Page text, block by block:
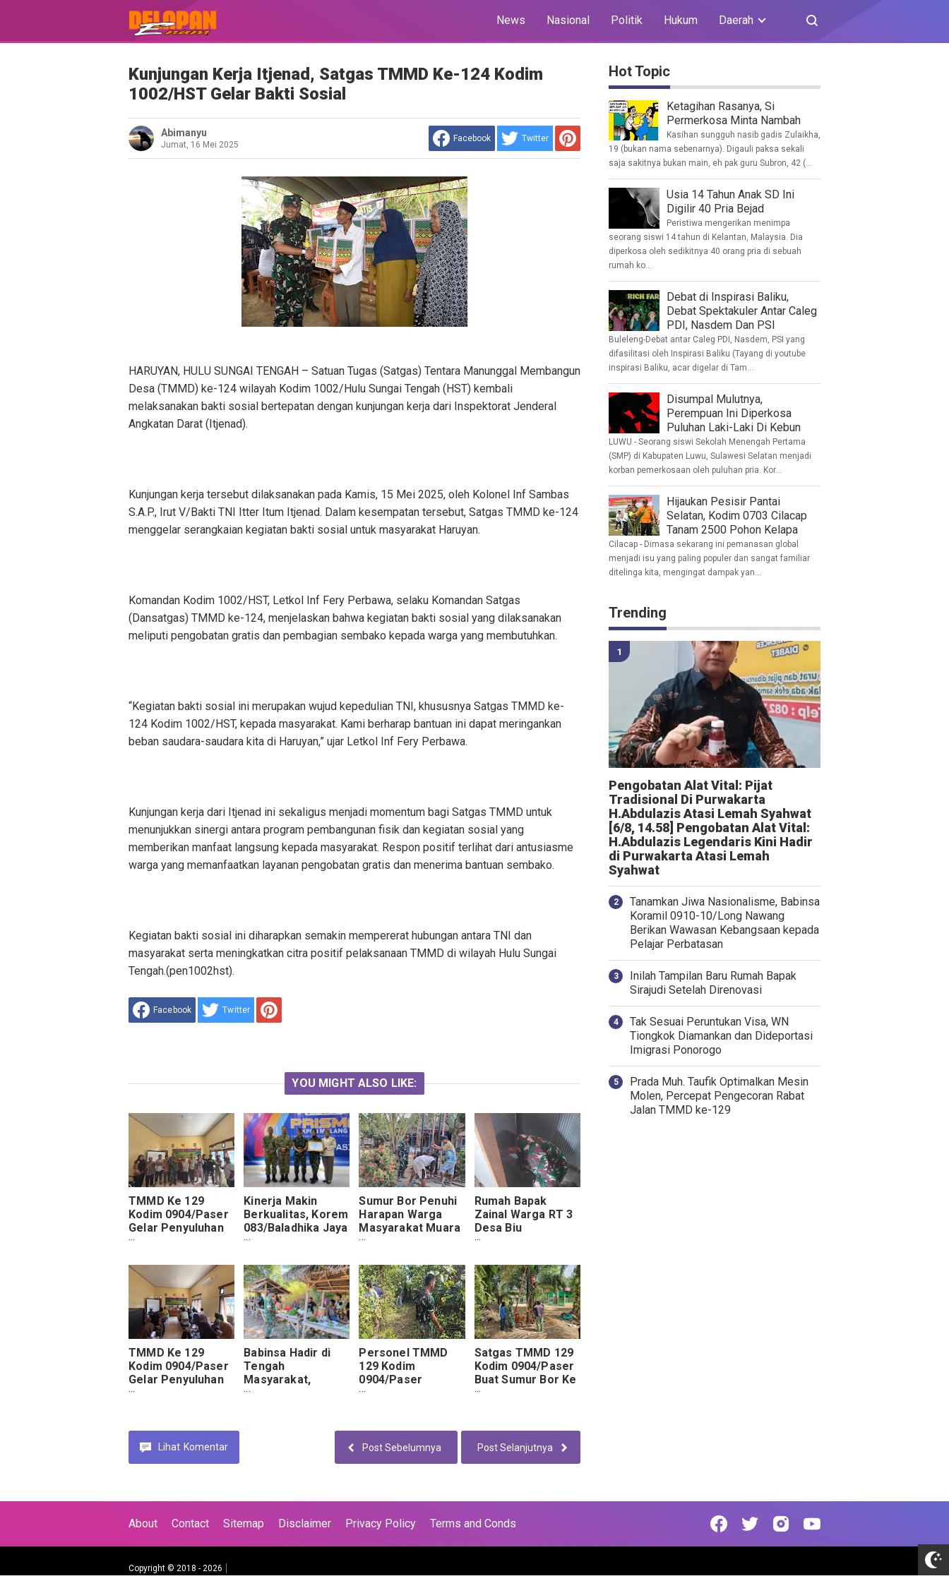
News Nasional Politik Hukum Daerah
Kunjungan Kerja Itjenad, Satgas TMMD Ke-124 Kodim
1002/HST Gelar Bakti Sosial
Abimanyu
Jumat, 16 Mei 2025
Facebook Twitter
HARUYAN, HULU SUNGAI TENGAH – Satuan Tugas (Satgas) Tentara Manunggal Membangun
Desa (TMMD) ke-124 wilayah Kodim 1002/Hulu Sungai Tengah (HST) kembali
melaksanakan bakti sosial bertepatan dengan kunjungan kerja dari Inspektorat Jenderal
Angkatan Darat (Itjenad).
Kunjungan kerja tersebut dilaksanakan pada Kamis, 15 Mei 2025, oleh Kolonel Inf Sambas
S.A.P., Irut V/Bakti TNI Itter Itum Itjenad. Dalam kesempatan tersebut, Satgas TMMD ke-124
menggelar serangkaian kegiatan bakti sosial untuk masyarakat Haruyan.
Komandan Kodim 1002/HST, Letkol Inf Fery Perbawa, selaku Komandan Satgas
(Dansatgas) TMMD ke-124, menjelaskan bahwa kegiatan bakti sosial yang dilaksanakan
meliputi pengobatan gratis dan pembagian sembako kepada warga yang membutuhkan.
“Kegiatan bakti sosial ini merupakan wujud kepedulian TNI, khususnya Satgas TMMD ke-
124 Kodim 1002/HST, kepada masyarakat. Kami berharap bantuan ini dapat meringankan
beban saudara-saudara kita di Haruyan,” ujar Letkol Inf Fery Perbawa.
Kunjungan kerja dari Itjenad ini sekaligus menjadi momentum bagi Satgas TMMD untuk
menunjukkan sinergi antara program pembangunan fisik dan kegiatan sosial yang
memberikan manfaat langsung kepada masyarakat. Respon positif terlihat dari antusiasme
warga yang memanfaatkan layanan pengobatan gratis dan menerima bantuan sembako.
Kegiatan bakti sosial ini diharapkan semakin mempererat hubungan antara TNI dan
masyarakat serta meningkatkan citra positif pelaksanaan TMMD di wilayah Hulu Sungai
Tengah.(pen1002hst).
Facebook Twitter
YOU MIGHT ALSO LIKE:
TMMD Ke 129
Kodim 0904/Paser
Gelar Penyuluhan
Pertanian Bagi
Samu
Kinerja Makin
Berkualitas, Korem
083/Baladhika Jaya
Masuk Tiga Besar
KPPN Malang
Sumur Bor Penuhi
Harapan Warga
Masyarakat Muara
Samu Dalam
129
Rumah Bapak
Zainal Warga RT 3
Desa Biu
Memasuki Tahap
TMMD Ke 129
Kodim 0904/Paser
Gelar Penyuluhan
Pertanian Bagi
Babinsa Hadir di
Tengah
Masyarakat,
Monitoring Pasar
Personel TMMD
129 Kodim
0904/Paser
Bersama Warga
Satgas TMMD 129
Kodim 0904/Paser
Buat Sumur Bor Ke
2
Lihat Komentar Post Selanjutnya
Post Sebelumnya
Hot Topic
Ketagihan Rasanya, Si
Permerkosa Minta Nambah
Kasihan sungguh nasib gadis Zulaikha,
19 (bukan nama sebenarnya). Digauli paksa sekali
saja sakitnya bukan main, eh pak guru Subron, 42 (...
Usia 14 Tahun Anak SD Ini
Digilir 40 Pria Bejad
Peristiwa mengerikan menimpa
seorang siswi 14 tahun di Kelantan, Malaysia. Dia
diperkosa oleh sedikitnya 40 orang pria di sebuah
rumah ko...
Debat di Inspirasi Baliku,
Debat Spektakuler Antar Caleg
PDI, Nasdem Dan PSI
Buleleng-Debat antar Caleg PDI, Nasdem, PSI yang
difasilitasi oleh Inspirasi Baliku (Tayang di youtube
inspirasi Baliku, acar digelar di Tam...
Disumpal Mulutnya,
Perempuan Ini Diperkosa
Puluhan Laki-Laki Di Kebun
LUWU - Seorang siswi Sekolah Menengah Pertama
(SMP) di Kabupaten Luwu, Sulawesi Selatan menjadi
korban pemerkosaan oleh puluhan pria. Kor...
Hijaukan Pesisir Pantai
Selatan, Kodim 0703 Cilacap
Tanam 2500 Pohon Kelapa
Cilacap - Dimasa sekarang ini pemanasan global
menjadi isu yang paling populer dan sangat familiar
ditelinga kita, mengingat dampak yan...
Trending
Pengobatan Alat Vital: Pijat
Tradisional Di Purwakarta
H.Abdulazis Atasi Lemah Syahwat
[6/8, 14.58] Pengobatan Alat Vital:
H.Abdulazis Legendaris Kini Hadir
di Purwakarta Atasi Lemah
Syahwat
Tanamkan Jiwa Nasionalisme, Babinsa
Koramil 0910-10/Long Nawang
Berikan Wawasan Kebangsaan kepada
Pelajar Perbatasan
Inilah Tampilan Baru Rumah Bapak
Sirajudi Setelah Direnovasi
Tak Sesuai Peruntukan Visa, WN
Tiongkok Diamankan dan Dideportasi
Imigrasi Ponorogo
Prada Muh. Taufik Optimalkan Mesin
Molen, Percepat Pengecoran Rabat
Jalan TMMD ke-129
About Contact Sitemap Disclaimer Privacy Policy Terms and Conds
Copyright © 2018 - 2026